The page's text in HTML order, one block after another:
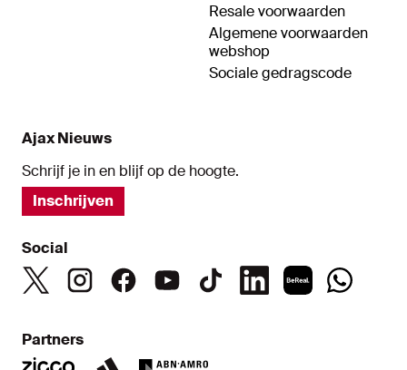
Resale voorwaarden
Algemene voorwaarden
webshop
Sociale gedragscode
Ajax Nieuws
Schrijf je in en blijf op de hoogte.
Inschrijven
Social
Partners